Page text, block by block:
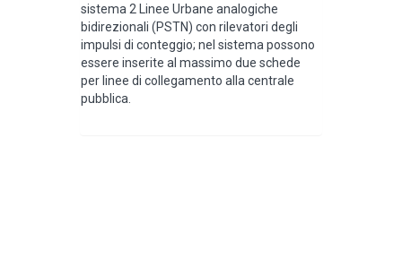
sistema 2 Linee Urbane analogiche
bidirezionali (PSTN) con rilevatori degli
impulsi di conteggio; nel sistema possono
essere inserite al massimo due schede
per linee di collegamento alla centrale
pubblica.